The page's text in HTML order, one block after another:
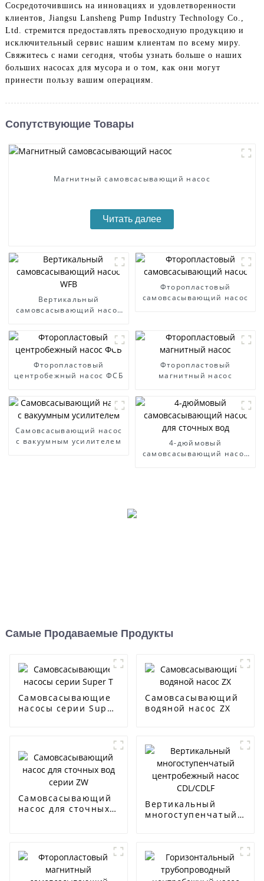
Сосредоточившись на инновациях и удовлетворенности
клиентов, Jiangsu Lansheng Pump Industry Technology Co.,
Ltd. стремится предоставлять превосходную продукцию и
исключительный сервис нашим клиентам по всему миру.
Свяжитесь с нами сегодня, чтобы узнать больше о наших
больших насосах для мусора и о том, как они могут
принести пользу вашим операциям.
Сопутствующие Товары
Магнитный самовсасывающий насос
Читать далее
Вертикальный
самовсасывающий насос
Фторопластовый
самовсасывающий насос
Фторопластовый
центробежный насос ФСБ
Фторопластовый
магнитный насос
Самовсасывающий насос
с вакуумным усилителем
4-дюймовый
самовсасывающий насос
Самые Продаваемые Продукты
Самовсасывающие
насосы серии Super
Самовсасывающий
водяной насос ZX
Самовсасывающий
насос для сточных
Вертикальный
многоступенчатый